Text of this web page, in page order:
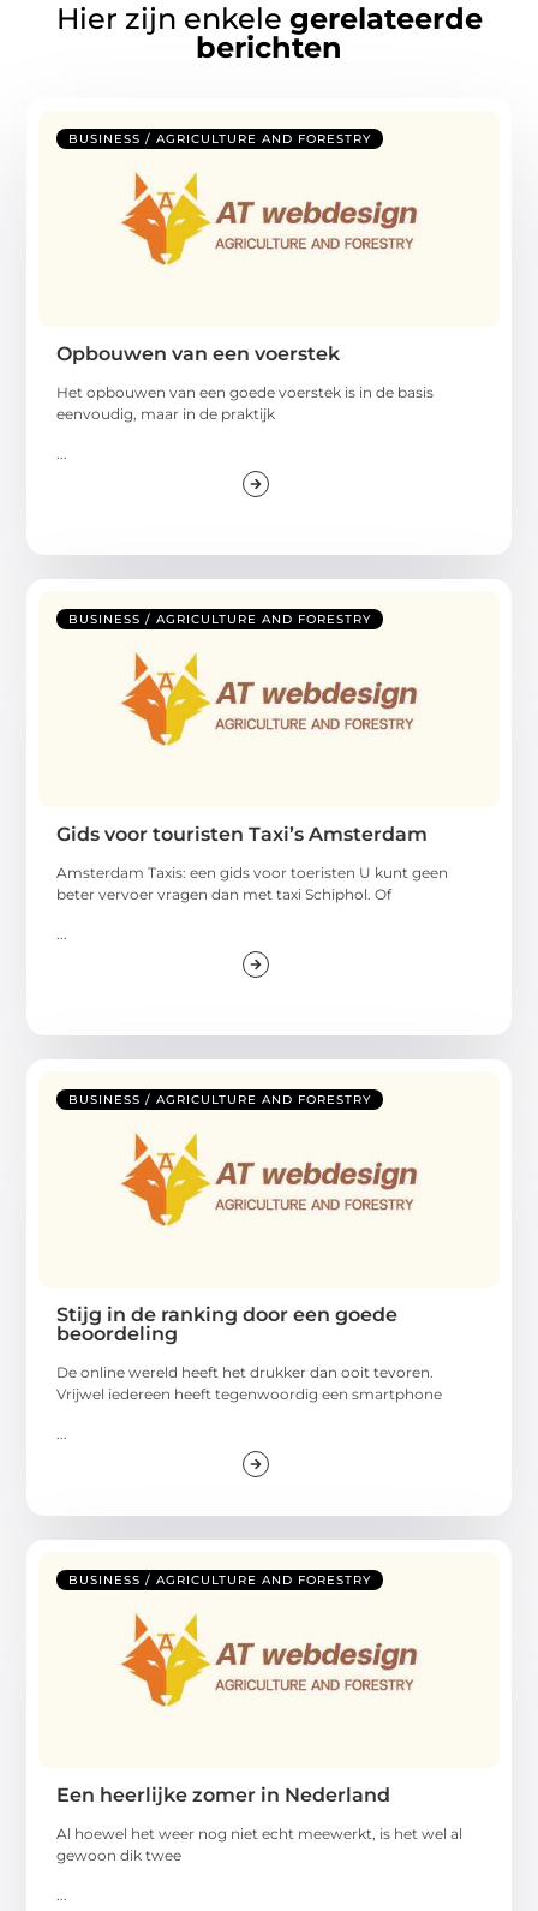
Hier zijn enkele gerelateerde
berichten
BUSINESS / AGRICULTURE AND FORESTRY
Opbouwen van een voerstek
Het opbouwen van een goede voerstek is in de basis
eenvoudig, maar in de praktijk
BUSINESS / AGRICULTURE AND FORESTRY
Gids voor touristen Taxi’s Amsterdam
Amsterdam Taxis: een gids voor toeristen U kunt geen
beter vervoer vragen dan met taxi Schiphol. Of
BUSINESS / AGRICULTURE AND FORESTRY
Stijg in de ranking door een goede
beoordeling
De online wereld heeft het drukker dan ooit tevoren.
Vrijwel iedereen heeft tegenwoordig een smartphone
BUSINESS / AGRICULTURE AND FORESTRY
Een heerlijke zomer in Nederland
Al hoewel het weer nog niet echt meewerkt, is het wel al
gewoon dik twee